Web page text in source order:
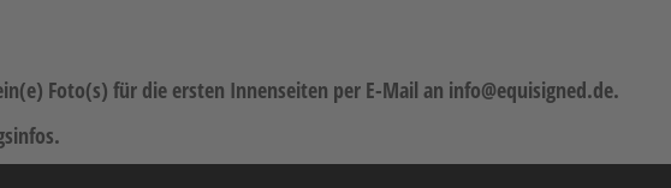
Foto(s) für die ersten Innenseiten per E-Mail an info@equisigned.de.